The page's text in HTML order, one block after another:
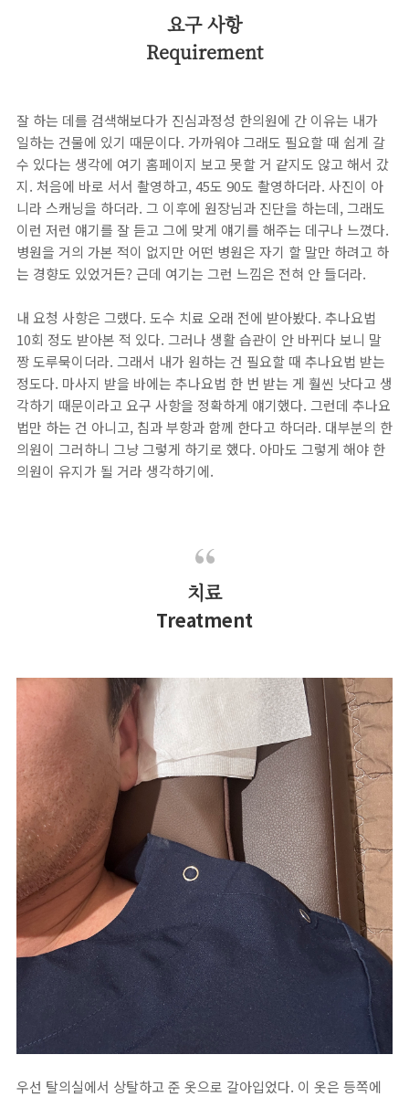
요구 사항
Requirement
잘 하는 데를 검색해보다가 진심과정성 한의원에 간 이유는 내가
일하는 건물에 있기 때문이다. 가까워야 그래도 필요할 때 쉽게 갈
수 있다는 생각에 여기 홈페이지 보고 못할 거 같지도 않고 해서 갔
지. 처음에 바로 서서 촬영하고, 45도 90도 촬영하더라. 사진이 아
니라 스캐닝을 하더라. 그 이후에 원장님과 진단을 하는데, 그래도
이런 저런 얘기를 잘 듣고 그에 맞게 얘기를 해주는 데구나 느꼈다.
병원을 거의 가본 적이 없지만 어떤 병원은 자기 할 말만 하려고 하
는 경향도 있었거든? 근데 여기는 그런 느낌은 전혀 안 들더라.
내 요청 사항은 그랬다. 도수 치료 오래 전에 받아봤다. 추나요법
10회 정도 받아본 적 있다. 그러나 생활 습관이 안 바뀌다 보니 말
짱 도루묵이더라. 그래서 내가 원하는 건 필요할 때 추나요법 받는
정도다. 마사지 받을 바에는 추나요법 한 번 받는 게 훨씬 낫다고 생
각하기 때문이라고 요구 사항을 정확하게 얘기했다. 그런데 추나요
법만 하는 건 아니고, 침과 부항과 함께 한다고 하더라. 대부분의 한
의원이 그러하니 그냥 그렇게 하기로 했다. 아마도 그렇게 해야 한
의원이 유지가 될 거라 생각하기에.
치료
Treatment
우선 탈의실에서 상탈하고 준 옷으로 갈아입었다. 이 옷은 등쪽에